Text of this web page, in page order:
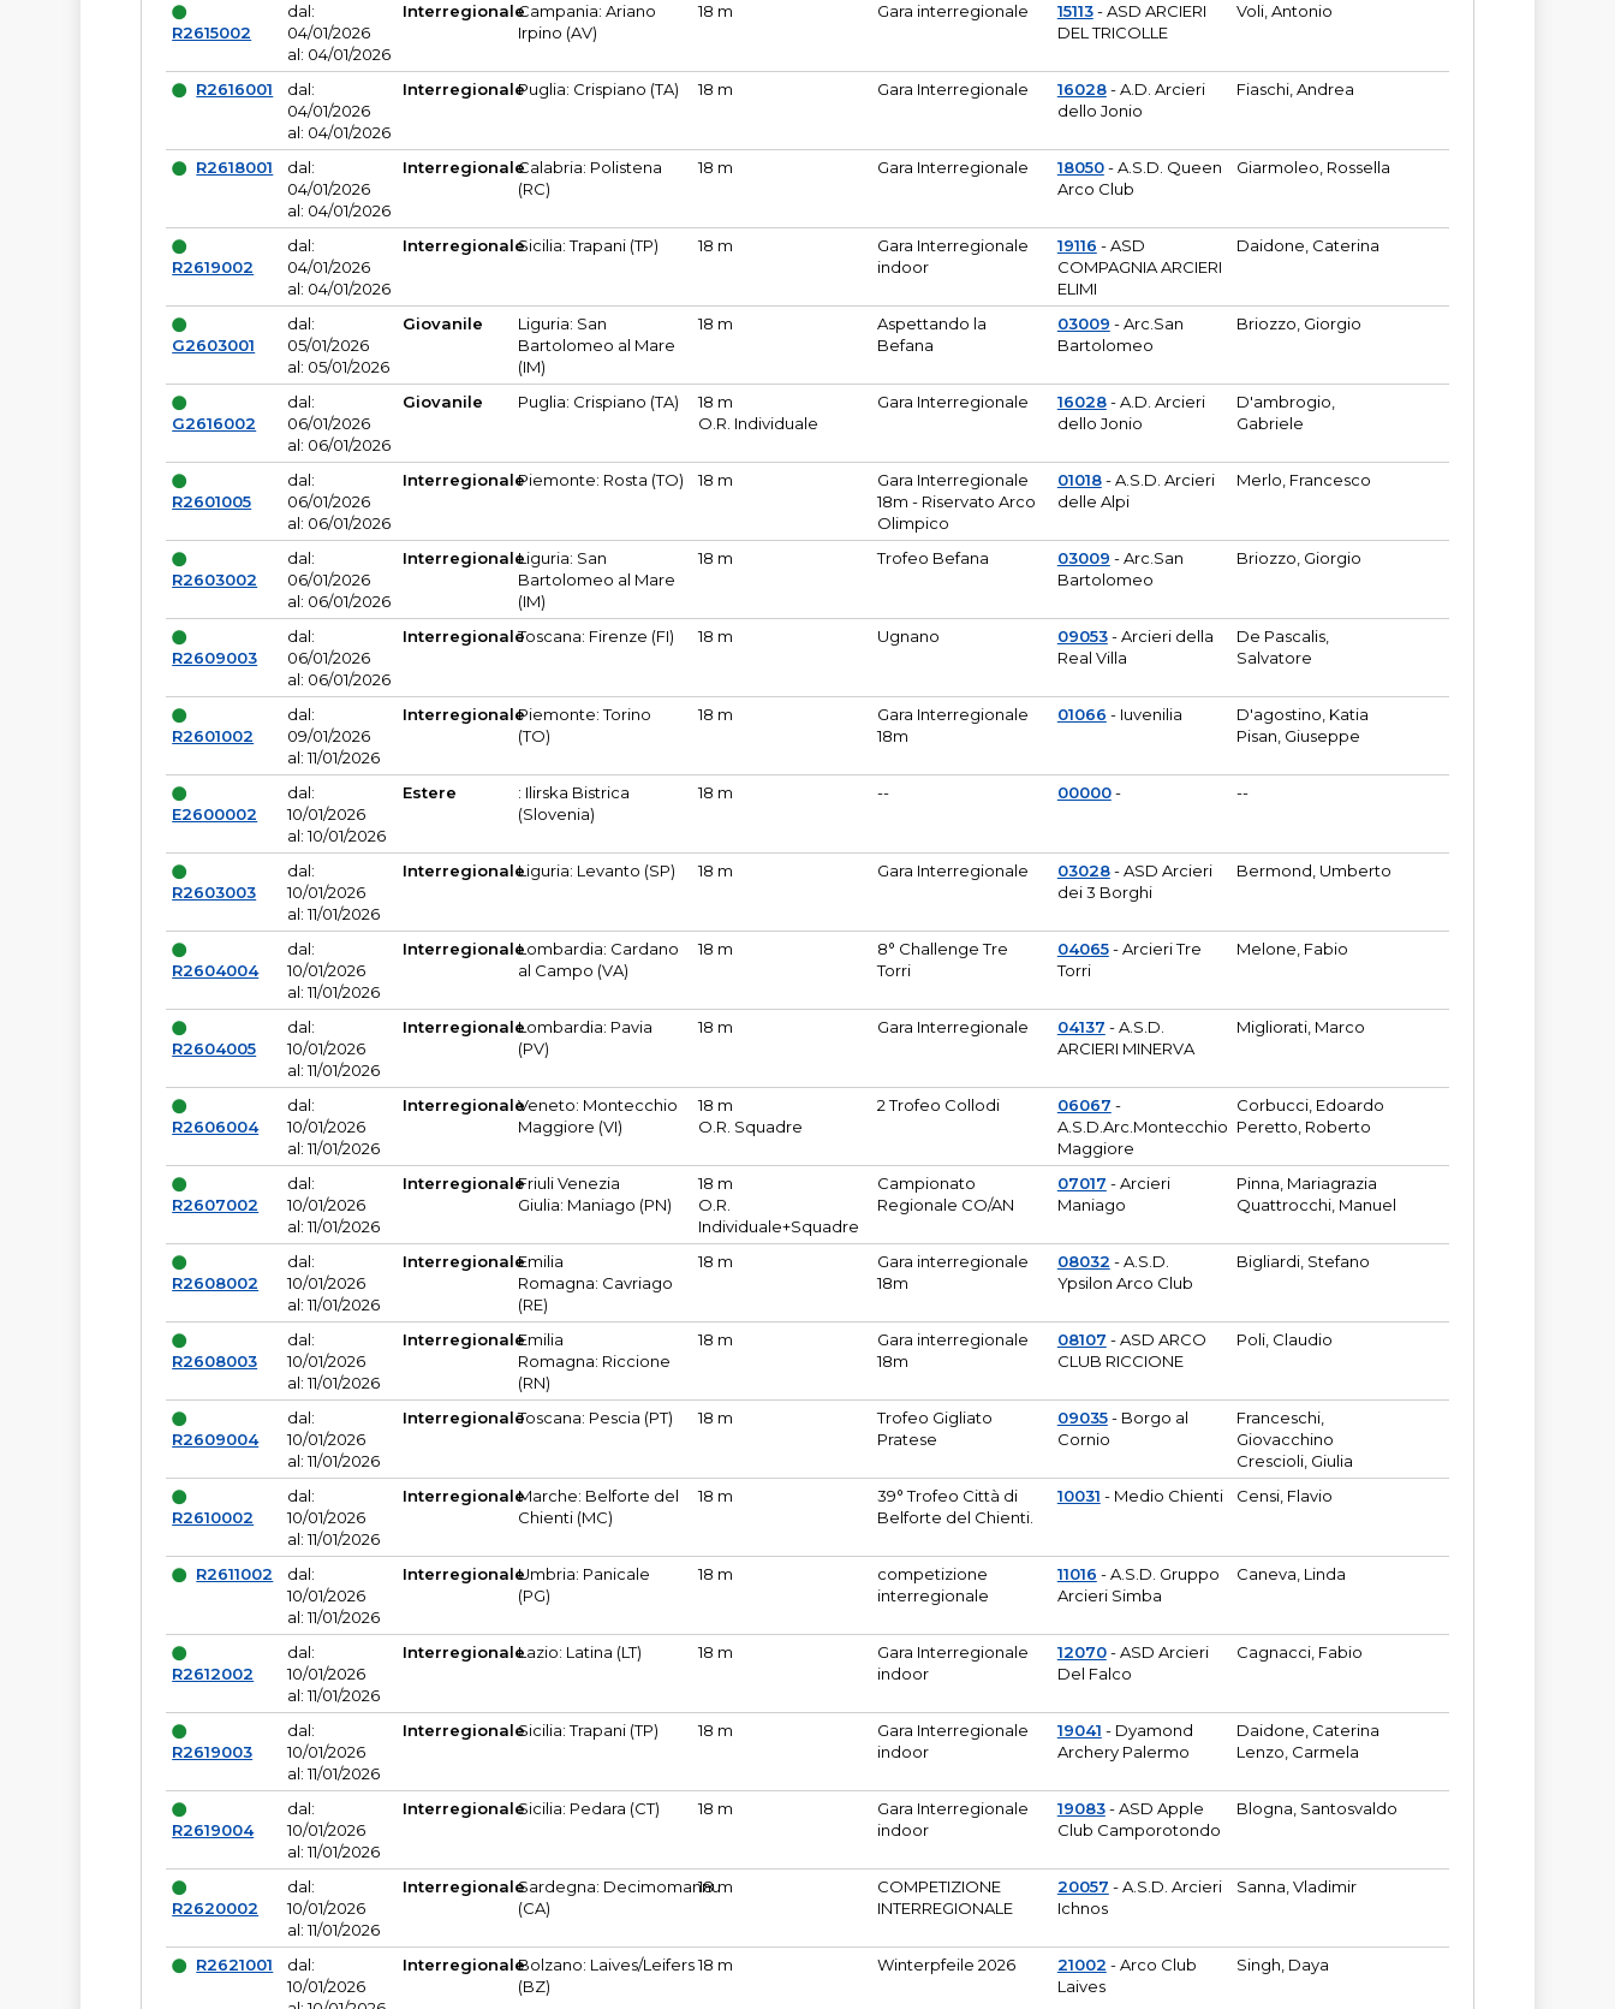
R2615002
dal:
04/01/2026
al: 04/01/2026
InterregionaleCampania: Ariano
Irpino (AV)
18 m Gara interregionale 15113- ASD ARCIERI
DEL TRICOLLE
Voli, Antonio
R2616001
dal:
04/01/2026
al: 04/01/2026
InterregionalePuglia: Crispiano (TA) 18 m Gara Interregionale 16028- A.D. Arcieri
dello Jonio
Fiaschi, Andrea
R2618001
dal:
04/01/2026
al: 04/01/2026
InterregionaleCalabria: Polistena
(RC)
18 m Gara Interregionale 18050- A.S.D. Queen
Arco Club
Giarmoleo, Rossella
R2619002
dal:
04/01/2026
al: 04/01/2026
InterregionaleSicilia: Trapani (TP) 18 m
Gara Interregionale
indoor
19116 - ASD
COMPAGNIA ARCIERI
ELIMI
Daidone, Caterina
G2603001
dal:
05/01/2026
al: 05/01/2026
Giovanile
Liguria: San
Bartolomeo al Mare
(IM)
18 m
Aspettando la
Befana
03009 - Arc.San
Bartolomeo
Briozzo, Giorgio
G2616002
dal:
06/01/2026
al: 06/01/2026
Giovanile Puglia: Crispiano (TA)
18 m
O.R. Individuale
Gara Interregionale 16028- A.D. Arcieri
dello Jonio
D'ambrogio,
Gabriele
R2601005
dal:
06/01/2026
al: 06/01/2026
InterregionalePiemonte: Rosta (TO) 18 m
Gara Interregionale
18m - Riservato Arco
Olimpico
01018- A.S.D. Arcieri
delle Alpi
Merlo, Francesco
R2603002
dal:
06/01/2026
al: 06/01/2026
InterregionaleLiguria: San
Bartolomeo al Mare
(IM)
18 m Trofeo Befana 03009 - Arc.San
Bartolomeo
Briozzo, Giorgio
R2609003
dal:
06/01/2026
al: 06/01/2026
InterregionaleToscana: Firenze (FI) 18 m Ugnano 09053- Arcieri della
Real Villa
De Pascalis,
Salvatore
R2601002
dal:
09/01/2026
al: 11/01/2026
InterregionalePiemonte: Torino
(TO)
18 m
Gara Interregionale
18m
01066 - Iuvenilia
D'agostino, Katia
Pisan, Giuseppe
E2600002
dal:
10/01/2026
al: 10/01/2026
Estere
: Ilirska Bistrica
(Slovenia)
18 m -- 00000- --
R2603003
dal:
10/01/2026
al: 11/01/2026
InterregionaleLiguria: Levanto (SP) 18 m Gara Interregionale 03028- ASD Arcieri
dei 3 Borghi
Bermond, Umberto
R2604004
dal:
10/01/2026
al: 11/01/2026
InterregionaleLombardia: Cardano
al Campo (VA)
18 m
8° Challenge Tre
Torri
04065- Arcieri Tre
Torri
Melone, Fabio
R2604005
dal:
10/01/2026
al: 11/01/2026
InterregionaleLombardia: Pavia
(PV)
18 m Gara Interregionale 04137 - A.S.D.
ARCIERI MINERVA
Migliorati, Marco
R2606004
dal:
10/01/2026
al: 11/01/2026
InterregionaleVeneto: Montecchio
Maggiore (VI)
18 m
O.R. Squadre
2 Trofeo Collodi 06067 -
A.S.D.Arc.Montecchio
Maggiore
Corbucci, Edoardo
Peretto, Roberto
R2607002
dal:
10/01/2026
al: 11/01/2026
InterregionaleFriuli Venezia
Giulia: Maniago (PN)
18 m
O.R.
Individuale+Squadre
Campionato
Regionale CO/AN
07017 - Arcieri
Maniago
Pinna, Mariagrazia
Quattrocchi, Manuel
R2608002
dal:
10/01/2026
al: 11/01/2026
InterregionaleEmilia
Romagna: Cavriago
(RE)
18 m
Gara interregionale
18m
08032 - A.S.D.
Ypsilon Arco Club
Bigliardi, Stefano
R2608003
dal:
10/01/2026
al: 11/01/2026
InterregionaleEmilia
Romagna: Riccione
(RN)
18 m
Gara interregionale
18m
08107 - ASD ARCO
CLUB RICCIONE
Poli, Claudio
R2609004
dal:
10/01/2026
al: 11/01/2026
InterregionaleToscana: Pescia (PT) 18 m
Trofeo Gigliato
Pratese
09035- Borgo al
Cornio
Franceschi,
Giovacchino
Crescioli, Giulia
R2610002
dal:
10/01/2026
al: 11/01/2026
InterregionaleMarche: Belforte del
Chienti (MC)
18 m
39° Trofeo Città di
Belforte del Chienti.
10031 - Medio Chienti Censi, Flavio
R2611002
dal:
10/01/2026
al: 11/01/2026
InterregionaleUmbria: Panicale
(PG)
18 m
competizione
interregionale
11016 - A.S.D. Gruppo
Arcieri Simba
Caneva, Linda
R2612002
dal:
10/01/2026
al: 11/01/2026
InterregionaleLazio: Latina (LT) 18 m
Gara Interregionale
indoor
12070- ASD Arcieri
Del Falco
Cagnacci, Fabio
R2619003
dal:
10/01/2026
al: 11/01/2026
InterregionaleSicilia: Trapani (TP) 18 m
Gara Interregionale
indoor
19041 - Dyamond
Archery Palermo
Daidone, Caterina
Lenzo, Carmela
R2619004
dal:
10/01/2026
al: 11/01/2026
InterregionaleSicilia: Pedara (CT) 18 m
Gara Interregionale
indoor
19083- ASD Apple
Club Camporotondo
Blogna, Santosvaldo
R2620002
dal:
10/01/2026
al: 11/01/2026
InterregionaleSardegna: Decimomannu
(CA)
18 m
COMPETIZIONE
INTERREGIONALE
20057 - A.S.D. Arcieri
Ichnos
Sanna, Vladimir
R2621001
dal:
10/01/2026
InterregionaleBolzano: Laives/Leifers
(BZ)
18 m Winterpfeile 2026 21002 - Arco Club
Laives
Singh, Daya